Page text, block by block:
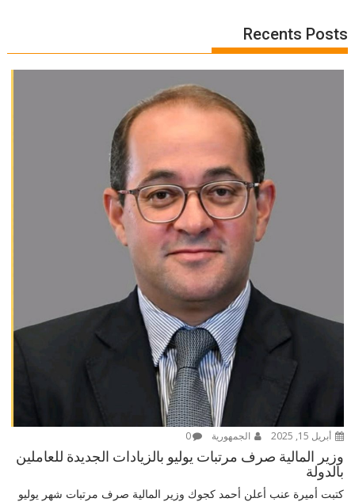
Recents Posts
أبريل 15, 2025 الجمهورية 0
وزير المالية صرف مرتبات يوليو بالزيادات الجديدة للعاملين
بالدولة
كتبت أميرة عنب أعلن أحمد كجوك وزير المالية صرف مرتبات شهر يوليو